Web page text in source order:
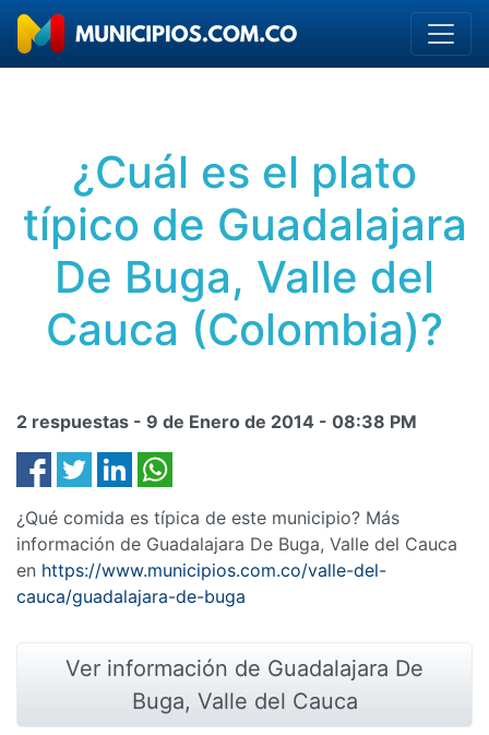
¿Cuál es el plato
típico de Guadalajara
De Buga, Valle del
Cauca (Colombia)?
2 respuestas - 9 de Enero de 2014 - 08:38 PM
¿Qué comida es típica de este municipio? Más
información de Guadalajara De Buga, Valle del Cauca
en https://www.municipios.com.co/valle-del-
cauca/guadalajara-de-buga
Ver información de Guadalajara De
Buga, Valle del Cauca